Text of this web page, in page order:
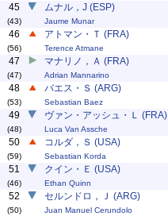
45
(43)
ムナル，J (ESP)
Jaume Munar
46
(56)
アトマン・Ｔ (FRA)
Terence Atmane
47
(47)
マナリノ，Ａ (FRA)
Adrian Mannarino
48
(53)
バエス・Ｓ (ARG)
Sebastian Baez
49
(48)
ヴァン・アッシュ・Ｌ (FRA)
Luca Van Assche
50
(59)
コルダ，Ｓ (USA)
Sebastian Korda
51
(46)
クイン・Ｅ (USA)
Ethan Quinn
52
(50)
セルンドロ，Ｊ (ARG)
Juan Manuel Cerundolo